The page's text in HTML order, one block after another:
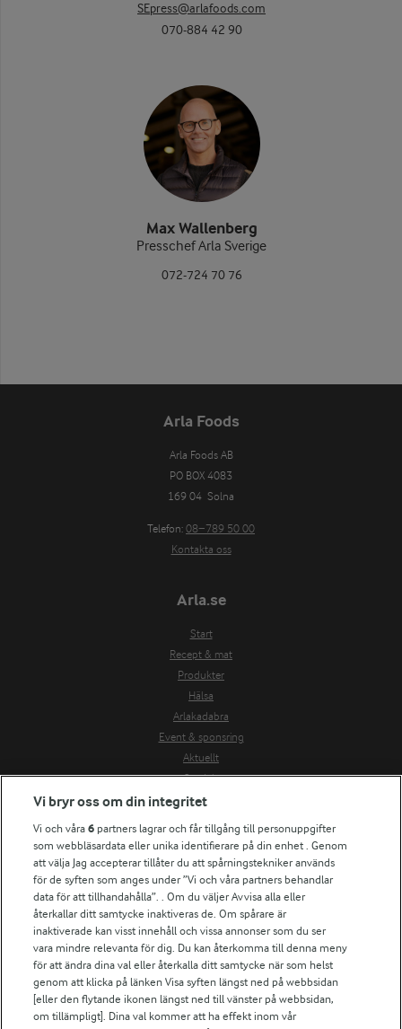
SEpress@arlafoods.com
070-884 42 90
Max Wallenberg
Presschef Arla Sverige
072-724 70 76
Arla Foods
Arla Foods AB
PO BOX 4083
169 04  Solna
Telefon: 08−789 50 00
Kontakta oss
Arla.se
Start
Recept & mat
Produkter
Hälsa
Arlakadabra
Event & sponsring
Aktuellt
Om Arla
Nyheter & press
Kontakta oss
Arla in other countries
Fler Arlasajter
För ägare
Arlas kundportal
Arla.com
Falbygdens Ost
Vi bryr oss om din integritet
Vi och våra6 partners lagrar och får tillgång till personuppgifter
som webbläsardata eller unika identifierare på din enhet . Genom
att välja Jag accepterar tillåter du att spårningstekniker används
för de syften som anges under ”Vi och våra partners behandlar
data för att tillhandahålla”. . Om du väljer Avvisa alla eller
återkallar ditt samtycke inaktiveras de. Om spårare är
inaktiverade kan visst innehåll och vissa annonser som du ser
vara mindre relevanta för dig. Du kan återkomma till denna meny
för att ändra dina val eller återkalla ditt samtycke när som helst
genom att klicka på länken Visa syften längst ned på webbsidan
[eller den flytande ikonen längst ned till vänster på webbsidan,
om tillämpligt]. Dina val kommer att ha effekt inom vår